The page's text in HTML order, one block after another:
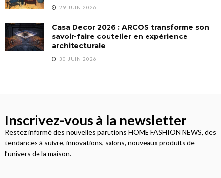
29 JUIN 2026
Casa Decor 2026 : ARCOS transforme son
savoir-faire coutelier en expérience
architecturale
30 JUIN 2026
Inscrivez-vous à la newsletter
Restez informé des nouvelles parutions HOME FASHION NEWS, des
tendances à suivre, innovations, salons, nouveaux produits de
l’univers de la maison.